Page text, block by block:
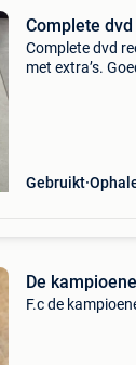
Complete
Complete dvd
met extra’s.
Gebruikt
De
F.c de